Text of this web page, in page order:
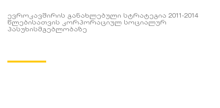
ევროკავშირის განახლებული სტრატეგია 2011-2014
წლებისათვის კორპორაციულ სოციალურ
პასუხისმგებლობაზე